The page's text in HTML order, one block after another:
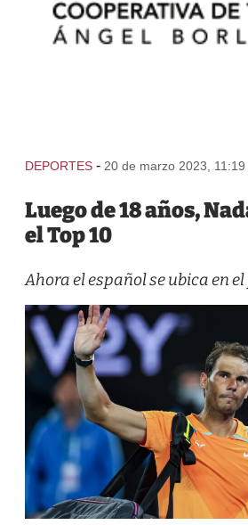
DEPORTES - 20 de marzo 2023, 11:19
Luego de 18 años,
el Top 10
Ahora el español se ubica en el